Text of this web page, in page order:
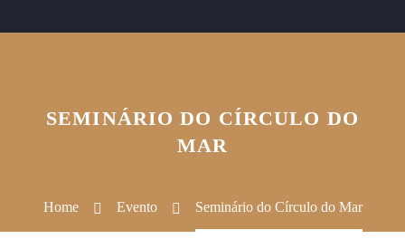
SEMINÁRIO DO CÍRCULO DO
MAR
Home Evento Seminário do Círculo do Mar